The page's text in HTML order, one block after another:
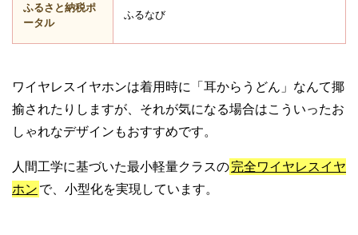
ふるさと納税ポ
ータル
ふるなび
ワイヤレスイヤホンは着用時に「耳からうどん」なんて揶
揄されたりしますが、それが気になる場合はこういったお
しゃれなデザインもおすすめです。
人間工学に基づいた最小軽量クラスの完全ワイヤレスイヤ
ホン で、小型化を実現しています。